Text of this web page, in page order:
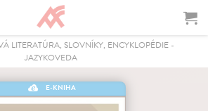
LITERATÚRA, SLOVNÍKY, ENCYKLOPÉDIE -
JAZYKOVEDA
E-KNIHA